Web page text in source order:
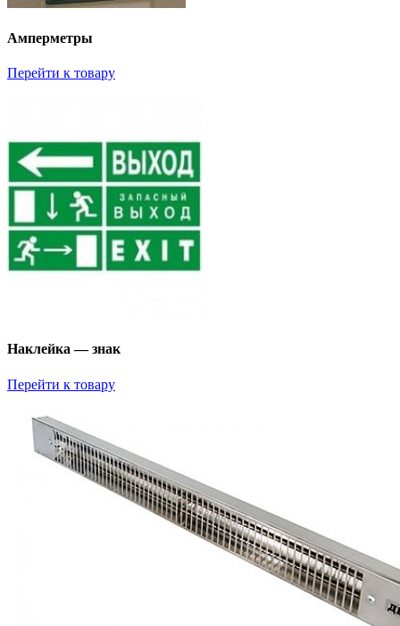
Амперметры
Перейти к товару
Наклейка — знак
Перейти к товару